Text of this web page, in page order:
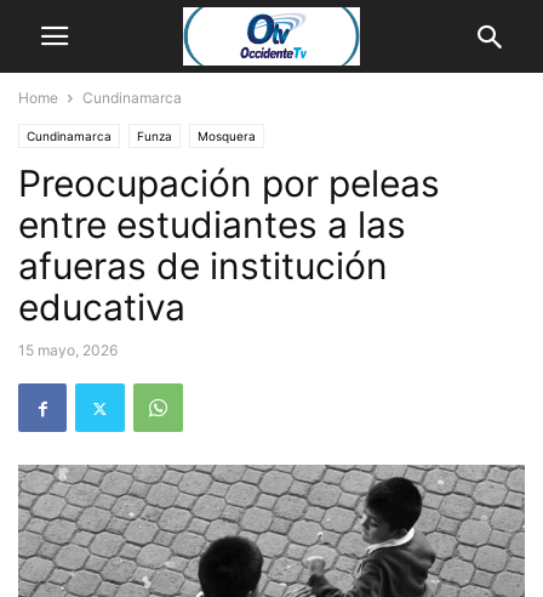
Home Cundinamarca
Cundinamarca Funza Mosquera
Preocupación por peleas
entre estudiantes a las
afueras de institución
educativa
15 mayo, 2026